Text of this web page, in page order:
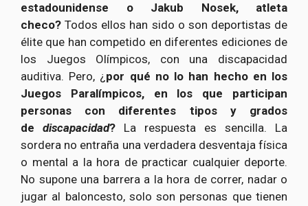
estadounidense o Jakub Nosek, atleta
checo? Todos ellos han sido o son deportistas de
élite que han competido en diferentes ediciones de
los Juegos Olímpicos, con una discapacidad
auditiva. Pero, ¿ por qué no lo han hecho en los
Juegos Paralímpicos, en los que participan
personas con diferentes tipos y grados
de discapacidad? La respuesta es sencilla. La
sordera no entraña una verdadera desventaja física
o mental a la hora de practicar cualquier deporte.
No supone una barrera a la hora de correr, nadar o
jugar al baloncesto, solo son personas que tienen